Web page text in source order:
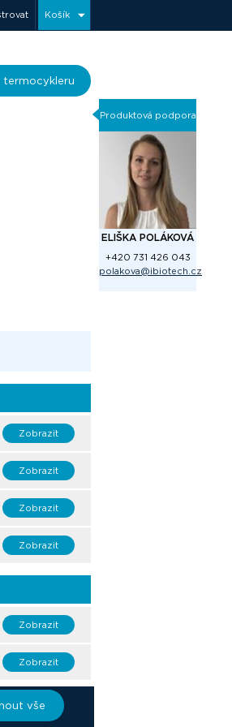
Košík
Produktová podpora
ELIŠKA POLÁKOVÁ
+420 731 426 043
polakova@ibiotech.cz
Zobrazit
Zobrazit
Zobrazit
Zobrazit
Zobrazit
Zobrazit
vše